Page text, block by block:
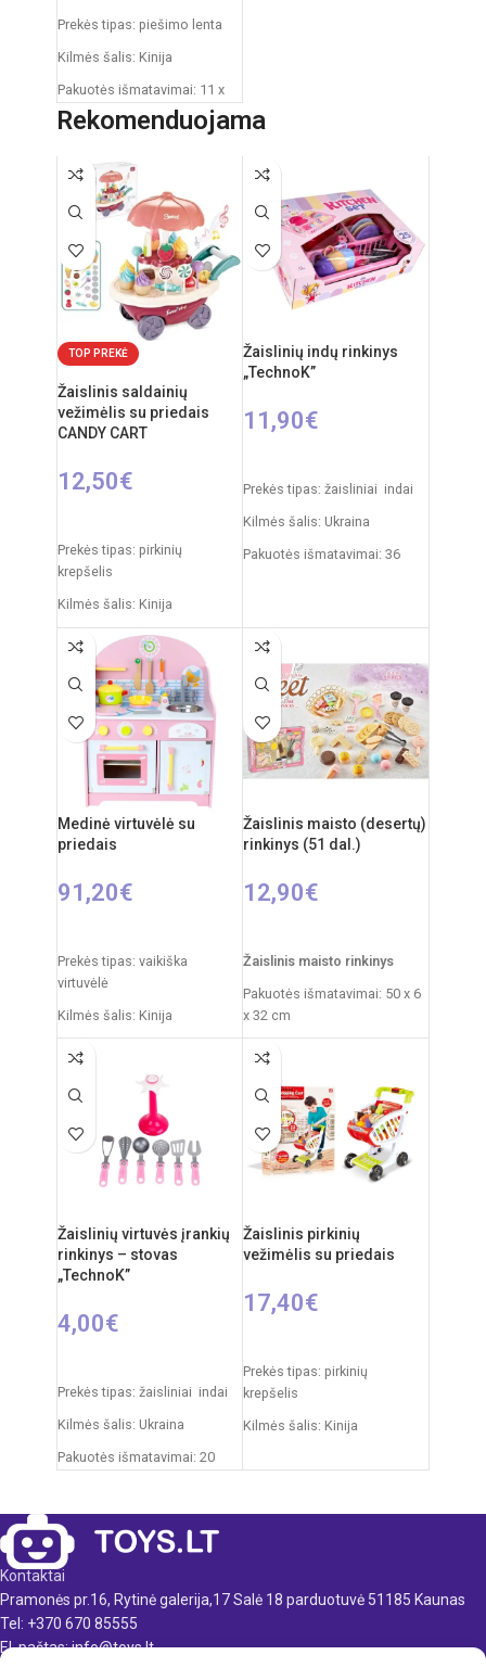
Prekės tipas: piešimo lenta
Kilmės šalis: Kinija
Pakuotės išmatavimai: 11 x
43 x 50 cm
49 x 67 cm
Rekomenduojamas amžius:
nuo 3 metų
Rekomenduojama
TOP PREKĖ
Žaislinis saldainių
vežimėlis su priedais
CANDY CART
12,50€
Prekės tipas: pirkinių
krepšelis
Kilmės šalis: Kinija
Pakuotės išmatavimai: 35 x 7
x 27 cm
Produkto išmatavimai: 24,5 x
26 x 15,5 cm
Produkto medžiaga: plastikas
Rekomenduojamas amžius:
nuo 3 metų
Reikalingi elementai: 2xAA
(nepridedama)
Žaislinių indų rinkinys
„TechnoK”
11,90€
Prekės tipas: žaisliniai indai
Kilmės šalis: Ukraina
Pakuotės išmatavimai: 36
Produkto medžiaga: plastikas
Rekomenduojamas amžius:
nuo 3 metų
Medinė virtuvėlė su
priedais
91,20€
Prekės tipas: vaikiška
virtuvėlė
Kilmės šalis: Kinija
20,5 x 33 cm
Virtuvėlės išmatavimai: 63 x
Svoris: 8 kg
Produkto medžiaga: mediena
nuo 3 metų
Žaislinis maisto (desertų)
rinkinys (51 dal.)
12,90€
Žaislinis maisto rinkinys
Pakuotės išmatavimai: 50 x 6
x 32 cm
nuo 3 metų
Žaislinių virtuvės įrankių
rinkinys – stovas
„TechnoK”
4,00€
Prekės tipas: žaisliniai indai
Kilmės šalis: Ukraina
Pakuotės išmatavimai: 20
Produkto medžiaga: plastikas
Rekomenduojamas amžius:
nuo 3 metų
Žaislinis pirkinių
vežimėlis su priedais
17,40€
Prekės tipas: pirkinių
krepšelis
Kilmės šalis: Kinija
Produkto išmatavimai: 26 x
Rekomenduojamas amžius:
Kontaktai
Pramonės pr.16, Rytinė galerija,17 Salė 18 parduotuvė 51185 Kaunas
Tel: +370 670 85555
El. paštas: info@toys.lt